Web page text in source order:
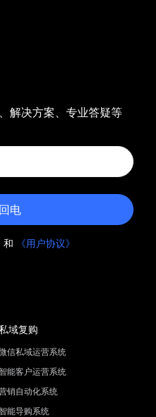
解决方案、专业答疑等
电
和 《用户协议》
域复购
信私域运营系统
能客户运营系统
销自动化系统
能导购系统